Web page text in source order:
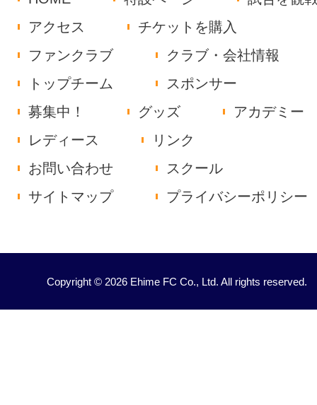
アクセス
チケットを購入
ファンクラブ
クラブ・会社情報
トップチーム
スポンサー
募集中！
グッズ
アカデミー
レディース
リンク
お問い合わせ
スクール
サイトマップ
プライバシーポリシー
Copyright © 2026 Ehime FC Co., Ltd. All rights reserved.